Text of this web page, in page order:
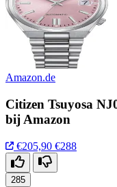
Amazon.de
Citizen Tsuyosa
bij Amazon
€205,90 €288
285